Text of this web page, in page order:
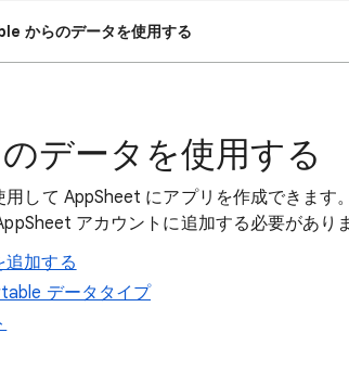
からのデータを使用する
データを使用する
して AppSheet にアプリを作成できます
アカウントに追加する必要がありま
追加する
データタイプ